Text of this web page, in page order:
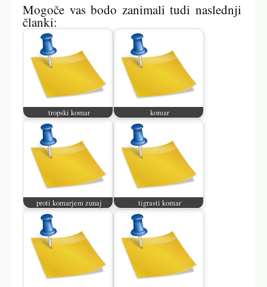
Mogoče vas bodo zanimali tudi naslednji
članki:
tropski komar komar
proti komarjem zunaj tigrasti komar